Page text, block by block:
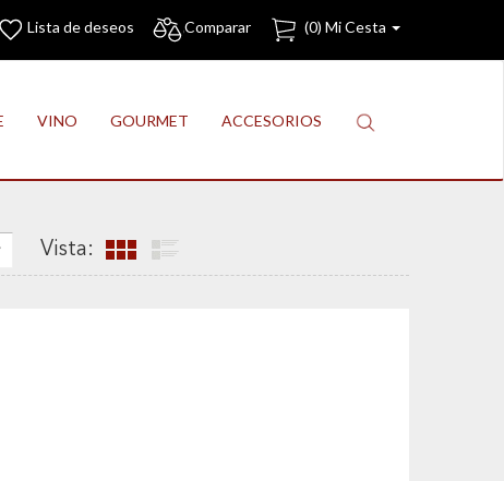
Lista de deseos Comparar (0) Mi Cesta
VINO GOURMET ACCESORIOS
Vista: